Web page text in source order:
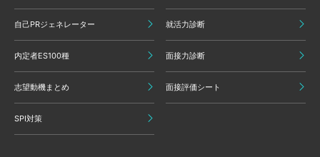
自己PRジェネレーター 就活力診断
内定者ES100種 面接力診断
志望動機まとめ 面接評価シート
SPI対策